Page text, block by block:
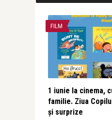
FILM
1 iunie la cinema,
familie. Ziua
și surprize